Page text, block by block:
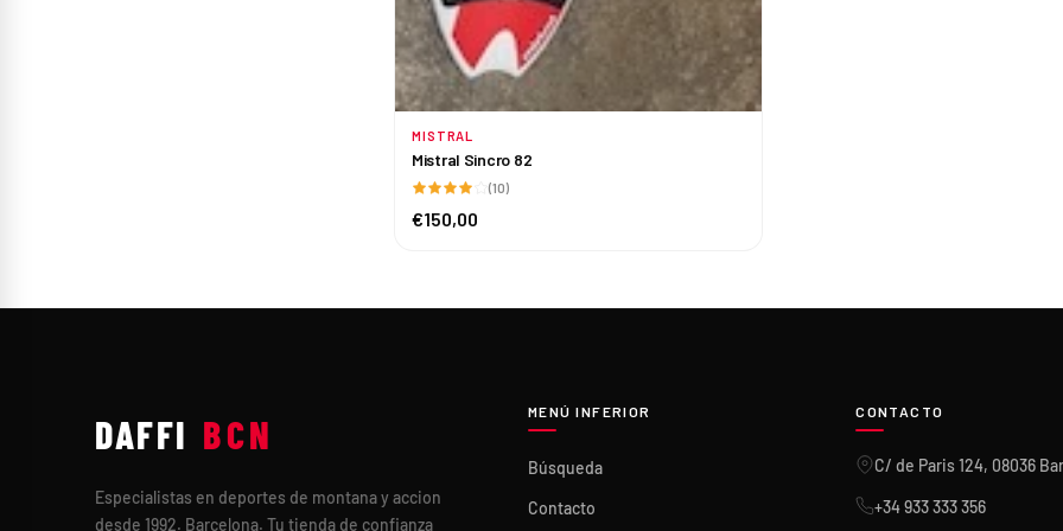
MISTRAL
Mistral Sincro 82
(10)
€150,00
DAFFI BCN
Especialistas en deportes de montana y accion
desde 1992. Barcelona. Tu tienda de confianza
MENÚ INFERIOR
Búsqueda
Contacto
CONTACTO
C/ de Paris 124, 08036
+34 933 333 356